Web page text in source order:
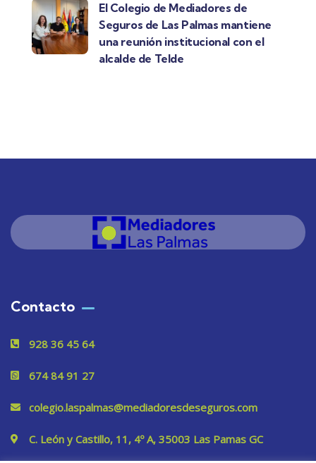
El Colegio de Mediadores de
Seguros de Las Palmas mantiene
una reunión institucional con el
alcalde de Telde
Contacto
928 36 45 64
674 84 91 27
colegio.laspalmas@mediadoresdeseguros.com
C. León y Castillo, 11, 4º A, 35003 Las Pamas GC